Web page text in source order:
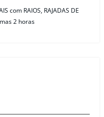
com RAIOS, RAJADAS DE
2 horas